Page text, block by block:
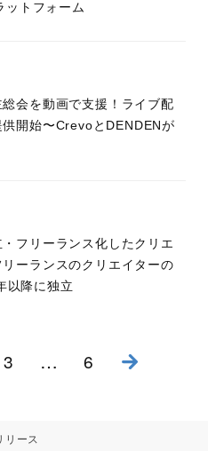
トフォーム
会を動画で支援！ライブ配
開始〜CrevoとDENDENが
フリーランス化したクリエ
ーランスのクリエイターの
以降に独立
3 … 6
リース